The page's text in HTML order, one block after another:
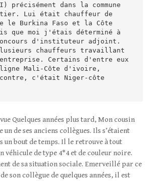
précisément dans la commune
Lui était chauffeur de
le Burkina Faso et la Côte
que moi j'étais déterminé à
d'instituteur adjoint.
chauffeurs travaillant
entreprise. Certains d'entre eux
Mali-Côte d'ivoire,
c'était Niger-côte
Quelques années plus tard, Mon cousin
un de ses anciens collègues. Ils s’étaient
un bout de temps. Il le retrouve à tout
véhicule de type 4*4 et de couleur noire.
de sa situation sociale. Emerveillé par ce
son collègue de quelques années, il est